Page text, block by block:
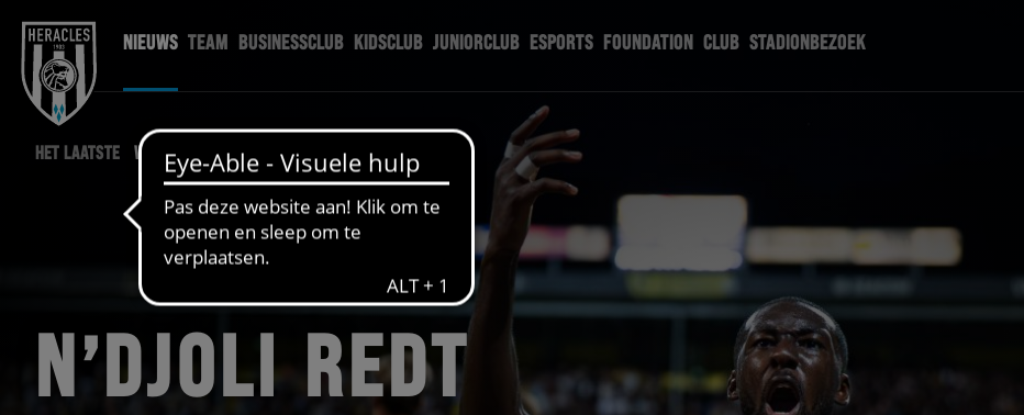
NIEUWS TEAM BUSINESSCLUB KIDSCLUB JUNIORCLUB ESPORTS FOUNDATION CLUB STADIONBEZOEK
HET LAATSTE WEDSTRIJD NIEUWS
N’DJOLI REDT